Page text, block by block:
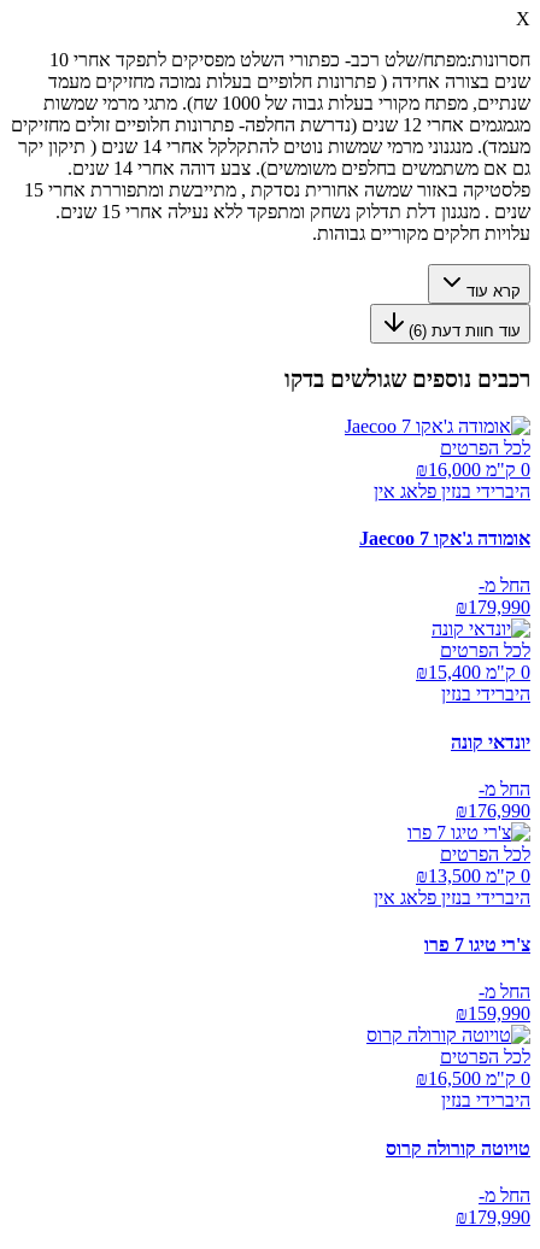
X
חסרונות:
מפתח/שלט רכב- כפתורי השלט מפסיקים לתפקד אחרי 10
שנים בצורה אחידה ( פתרונות חלופיים בעלות נמוכה מחזיקים מעמד
שנתיים, מפתח מקורי בעלות גבוה של 1000 שח). מתגי מרמי שמשות
מגמגמים אחרי 12 שנים (נדרשת החלפה- פתרונות חלופיים זולים מחזיקים
מעמד). מנגנוני מרמי שמשות נוטים להתקלקל אחרי 14 שנים ( תיקון יקר
גם אם משתמשים בחלפים משומשים). צבע דוהה אחרי 14 שנים.
פלסטיקה באזור שמשה אחורית נסדקת , מתייבשת ומתפוררת אחרי 15
שנים . מנגנון דלת תדלוק נשחק ומתפקד ללא נעילה אחרי 15 שנים.
עלויות חלקים מקוריים גבוהות.
קרא עוד
עוד חוות דעת (6
)
רכבים נוספים שגולשים בדקו
לכל הפרטים
0 ק"מ ₪
16,000
היברידי בנזין פלאג אין
אומודה ג'אקו Jaecoo 7
החל מ-
₪179,990
לכל הפרטים
0 ק"מ ₪
15,400
היברידי בנזין
יונדאי קונה
החל מ-
₪176,990
לכל הפרטים
0 ק"מ ₪
13,500
היברידי בנזין פלאג אין
צ'רי טיגו 7 פרו
החל מ-
₪159,990
לכל הפרטים
0 ק"מ ₪
16,500
היברידי בנזין
טויוטה קורולה קרוס
החל מ-
₪179,990